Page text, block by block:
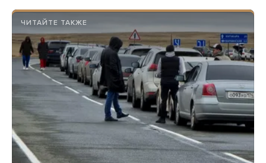
ЧИТАЙТЕ ТАКЖЕ